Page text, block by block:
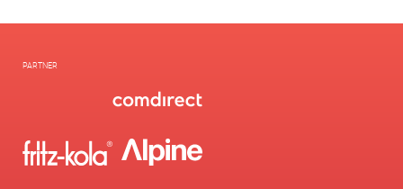
PARTNER